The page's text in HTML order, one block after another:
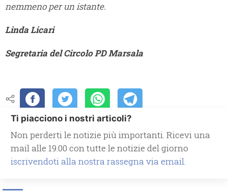
nemmeno per un istante.
Linda Licari
Segretaria del Circolo PD Marsala
Ti piacciono i nostri articoli?
Non perderti le notizie più importanti. Ricevi una
mail alle 19.00 con tutte le notizie del giorno
iscrivendoti alla nostra rassegna via email.